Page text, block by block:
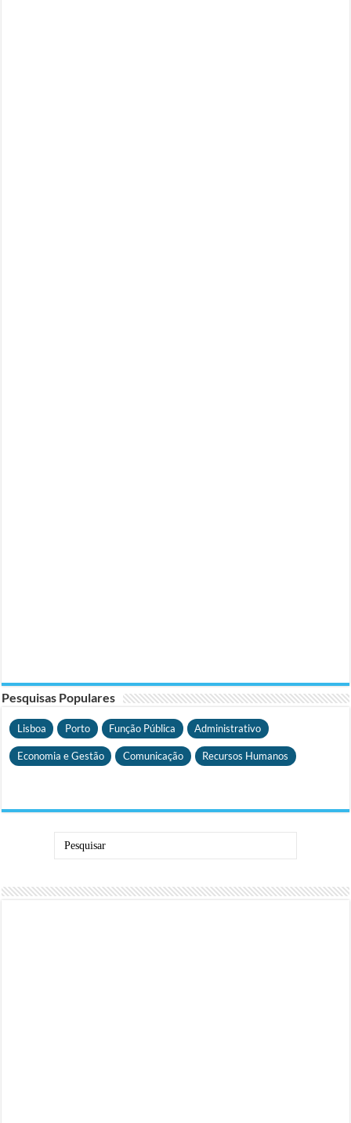
Pesquisas Populares
Lisboa Porto Função Pública Administrativo
Economia e Gestão Comunicação Recursos Humanos